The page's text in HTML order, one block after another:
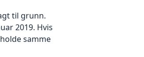
til grunn.
2019. Hvis
samme